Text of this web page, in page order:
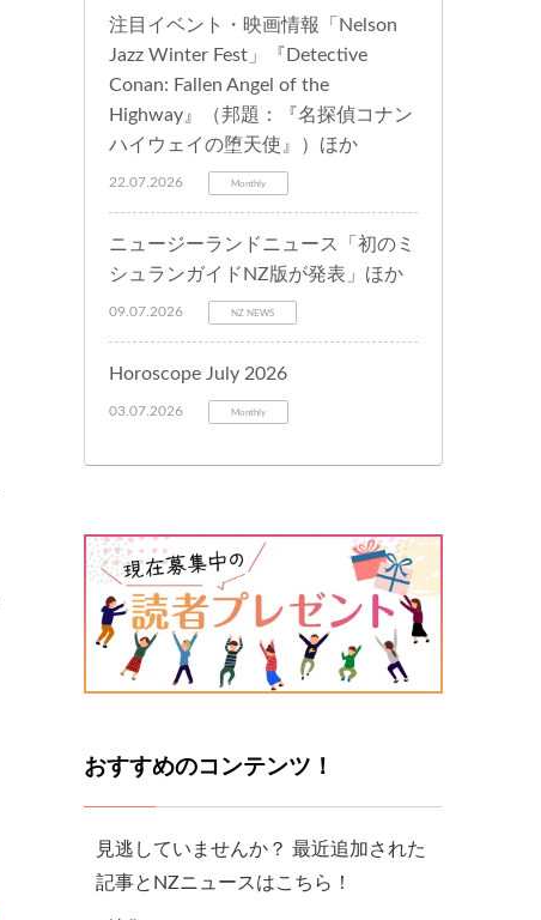
注目イベント・映画情報「Nelson
Jazz Winter Fest」『Detective
Conan: Fallen Angel of the
Highway』（邦題：『名探偵コナン
ハイウェイの堕天使』）ほか
22.07.2026 Monthly
ニュージーランドニュース「初のミ
シュランガイドNZ版が発表」ほか
09.07.2026 NZ NEWS
Horoscope July 2026
03.07.2026 Monthly
おすすめのコンテンツ！
見逃していませんか？ 最近追加された
記事とNZニュースはこちら！